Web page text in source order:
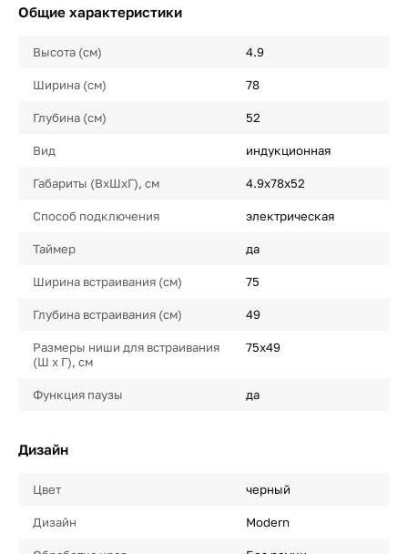
Общие характеристики
Высота (см) 4.9
Ширина (см) 78
Глубина (см) 52
Вид индукционная
Габариты (ВхШхГ), см 4.9х78х52
Способ подключения электрическая
Таймер да
Ширина встраивания (см) 75
Глубина встраивания (см) 49
Размеры ниши для встраивания
(Ш х Г), см
75х49
Функция паузы да
Дизайн
Цвет черный
Дизайн Modern